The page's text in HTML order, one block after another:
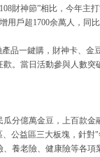
財神節”相比，今年主
戶超1700余萬人，同比
品一鍵購，財神卡、
。當日活動參與人數突
分億萬金豆，上百款
公益區三大板塊，針
養老險、健康險等各